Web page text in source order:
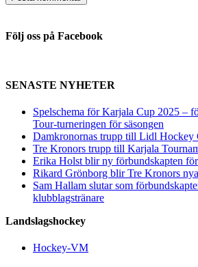
Följ oss på Facebook
SENASTE NYHETER
Spelschema för Karjala Cup 2025 –
Tour-turneringen för säsongen
Damkronornas trupp till Lidl Hockey
Tre Kronors trupp till Karjala
Erika Holst blir ny förbundskapten
Rikard Grönborg blir Tre Kronors
Sam Hallam slutar som
klubblagstränare
Landslagshockey
Hockey-VM